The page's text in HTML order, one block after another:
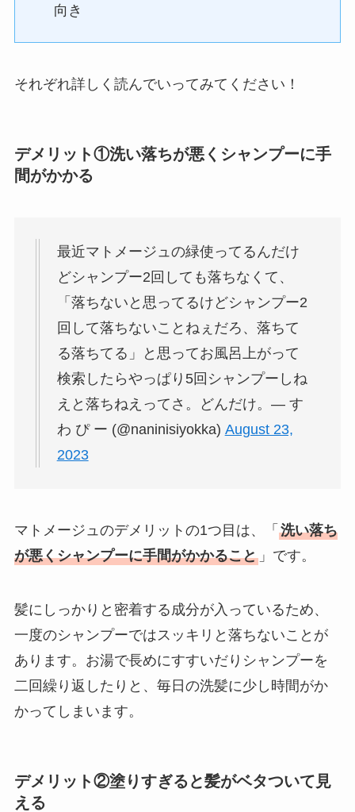
向き
それぞれ詳しく読んでいってみてください！
デメリット①洗い落ちが悪くシャンプーに手
間がかかる
最近マトメージュの緑使ってるんだけ
どシャンプー2回しても落ちなくて、
「落ちないと思ってるけどシャンプー2
回して落ちないことねぇだろ、落ちて
る落ちてる」と思ってお風呂上がって
検索したらやっぱり5回シャンプーしね
えと落ちねえってさ。どんだけ。— す
わ ぴ ー (@naninisiyokka) August 23,
2023
マトメージュのデメリットの1つ目は、「 洗い落ち
が悪くシャンプーに手間がかかること」です。
髪にしっかりと密着する成分が入っているため、
一度のシャンプーではスッキリと落ちないことが
あります。お湯で長めにすすいだりシャンプーを
二回繰り返したりと、毎日の洗髪に少し時間がか
かってしまいます。
デメリット②塗りすぎると髪がベタついて見
える